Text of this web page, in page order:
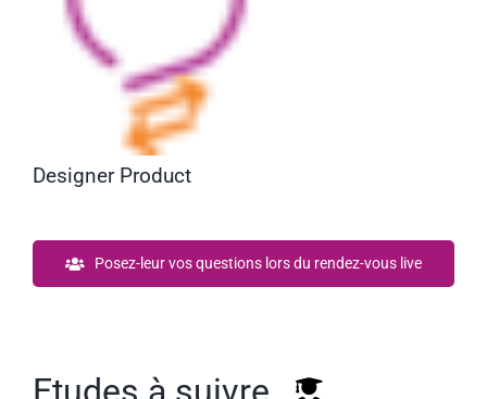
Designer Product
Posez-leur vos questions lors du rendez-vous live